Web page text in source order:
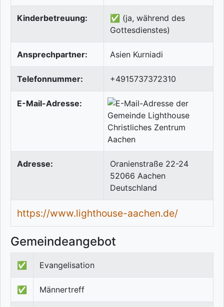
Kinderbetreuung:
✅ (ja, während des
Gottesdienstes)
Ansprechpartner: Asien Kurniadi
Telefonnummer: +4915737372310
E-Mail-Adresse:
Adresse:
Oranienstraße 22-24
52066 Aachen
Deutschland
https://www.lighthouse-aachen.de/
Gemeindeangebot
✅ Evangelisation
✅ Männertreff